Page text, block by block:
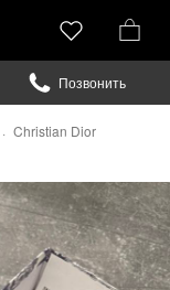
Christian Dior
Позвонить